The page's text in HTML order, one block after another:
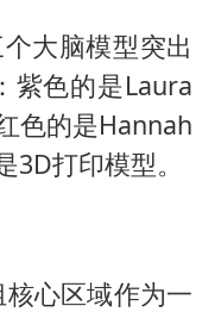
大脑模型突出
紫色的是Laura
色的是Hannah
打印模型。
心区域作为一